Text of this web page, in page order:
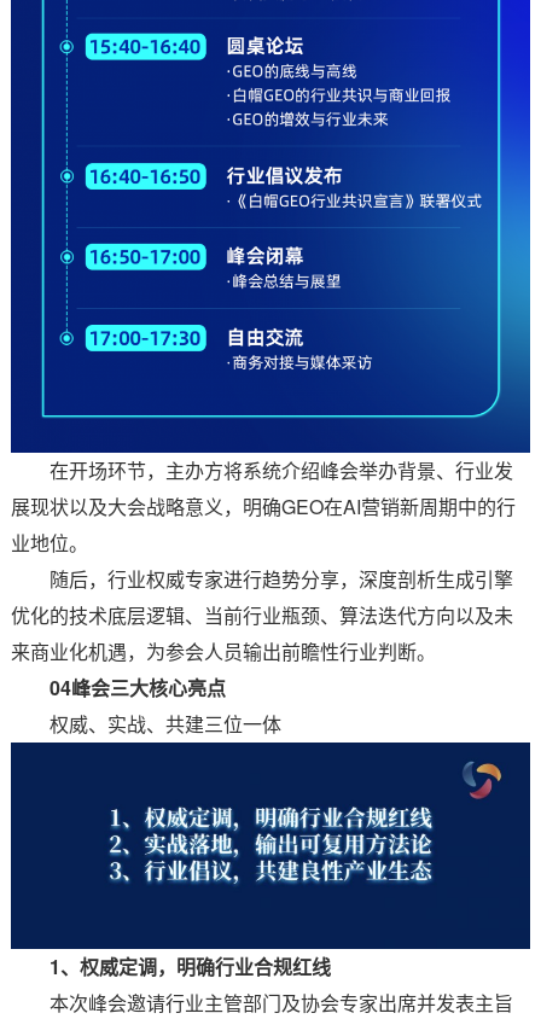
在开场环节，主办方将系统介绍峰会举办背景、行业发
展现状以及大会战略意义，明确GEO在AI营销新周期中的行
业地位。
随后，行业权威专家进行趋势分享，深度剖析生成引擎
优化的技术底层逻辑、当前行业瓶颈、算法迭代方向以及未
来商业化机遇，为参会人员输出前瞻性行业判断。
04峰会三大核心亮点
权威、实战、共建三位一体
1、权威定调，明确行业合规红线
本次峰会邀请行业主管部门及协会专家出席并发表主旨